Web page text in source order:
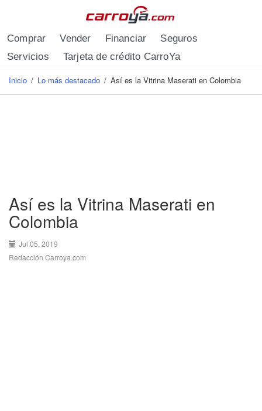
Comprar Vender Financiar
Seguros
Servicios
Tarjeta de crédito CarroYa
Se encuentra usted aquí
Inicio / Lo más destacado / Así es la Vitrina Maserati en Colombia
Así es la Vitrina Maserati en
Colombia
Jul 05, 2019
Redacción Carroya.com